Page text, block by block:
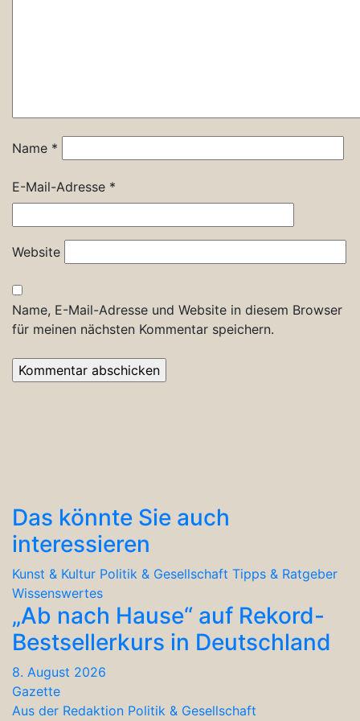
Name *
E-Mail-Adresse *
Website
Name, E-Mail-Adresse und Website in diesem Browser
für meinen nächsten Kommentar speichern.
Das könnte Sie auch
interessieren
Kunst & Kultur Politik & Gesellschaft Tipps & Ratgeber
Wissenswertes
„Ab nach Hause“ auf Rekord-
Bestsellerkurs in Deutschland
8. August 2026
Gazette
Aus der Redaktion Politik & Gesellschaft